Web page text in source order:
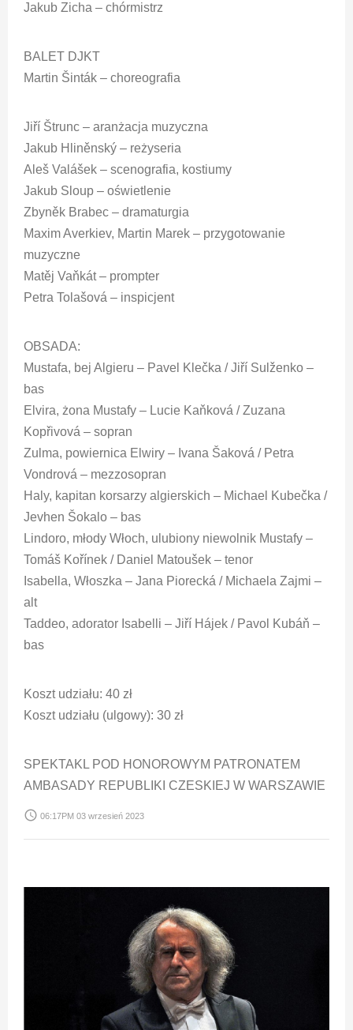
Jakub Zicha – chórmistrz
BALET DJKT
Martin Šinták – choreografia
Jiří Štrunc – aranżacja muzyczna
Jakub Hliněnský – reżyseria
Aleš Valášek – scenografia, kostiumy
Jakub Sloup – oświetlenie
Zbyněk Brabec – dramaturgia
Maxim Averkiev, Martin Marek – przygotowanie
muzyczne
Matěj Vaňkát – prompter
Petra Tolašová – inspicjent
OBSADA:
Mustafa, bej Algieru – Pavel Klečka / Jiří Sulženko –
bas
Elvira, żona Mustafy – Lucie Kaňková / Zuzana
Kopřivová – sopran
Zulma, powiernica Elwiry – Ivana Šaková / Petra
Vondrová – mezzosopran
Haly, kapitan korsarzy algierskich – Michael Kubečka /
Jevhen Šokalo – bas
Lindoro, młody Włoch, ulubiony niewolnik Mustafy –
Tomáš Kořínek / Daniel Matoušek – tenor
Isabella, Włoszka – Jana Piorecká / Michaela Zajmi –
alt
Taddeo, adorator Isabelli – Jiří Hájek / Pavol Kubáň –
bas
Koszt udziału: 40 zł
Koszt udziału (ulgowy): 30 zł
SPEKTAKL POD HONOROWYM PATRONATEM
AMBASADY REPUBLIKI CZESKIEJ W WARSZAWIE
access_time 06:17PM 03 wrzesień 2023